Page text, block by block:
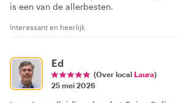
is een van de allerbesten.
Interessant en heerlijk
Ed
(Over local Laura)
25 mei 2026